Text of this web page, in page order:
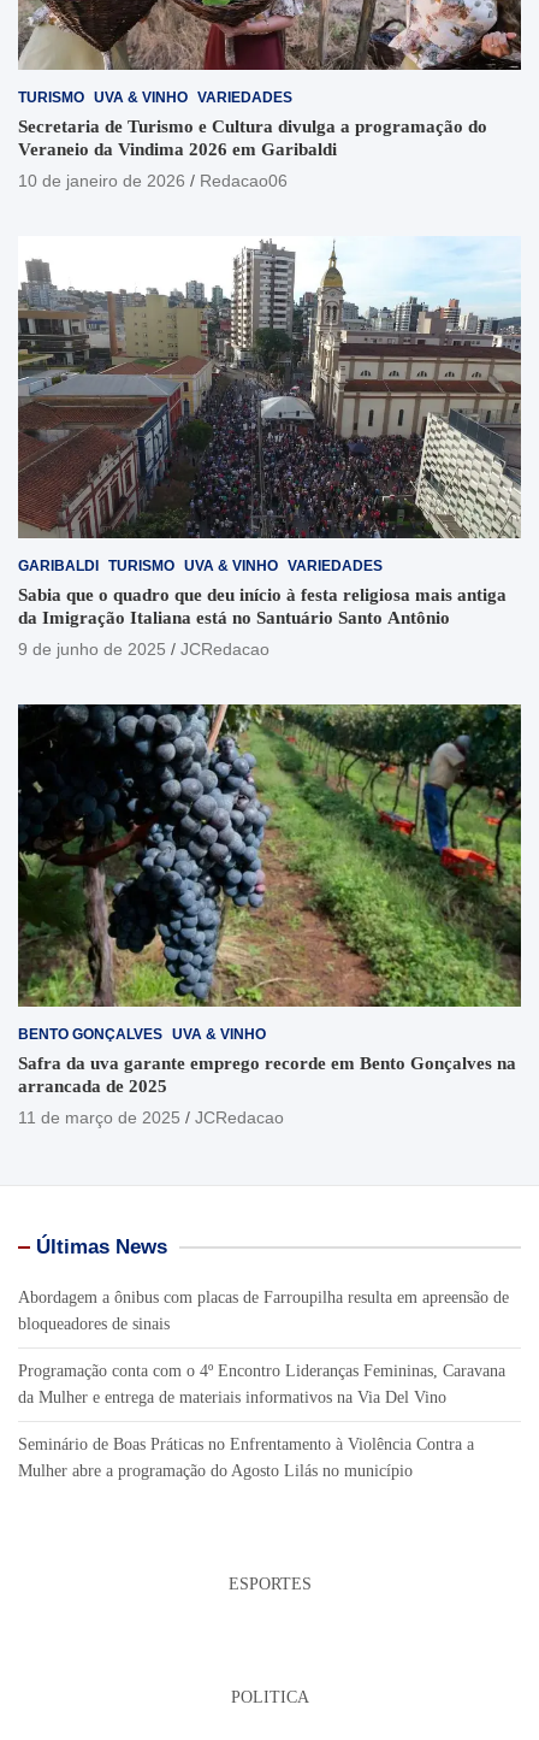
TURISMO UVA & VINHO VARIEDADES
Secretaria de Turismo e Cultura divulga a programação do
Veraneio da Vindima 2026 em Garibaldi
10 de janeiro de 2026
Redacao06
GARIBALDI TURISMO UVA & VINHO VARIEDADES
Sabia que o quadro que deu início à festa religiosa mais antiga
da Imigração Italiana está no Santuário Santo Antônio
9 de junho de 2025
JCRedacao
BENTO GONÇALVES UVA & VINHO
Safra da uva garante emprego recorde em Bento Gonçalves na
arrancada de 2025
11 de março de 2025
JCRedacao
Últimas News
Abordagem a ônibus com placas de Farroupilha resulta em apreensão de
bloqueadores de sinais
Programação conta com o 4º Encontro Lideranças Femininas, Caravana
da Mulher e entrega de materiais informativos na Via Del Vino
Seminário de Boas Práticas no Enfrentamento à Violência Contra a
Mulher abre a programação do Agosto Lilás no município
ESPORTES
POLITICA